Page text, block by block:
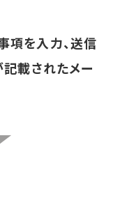
項を入力、送信
載されたメー